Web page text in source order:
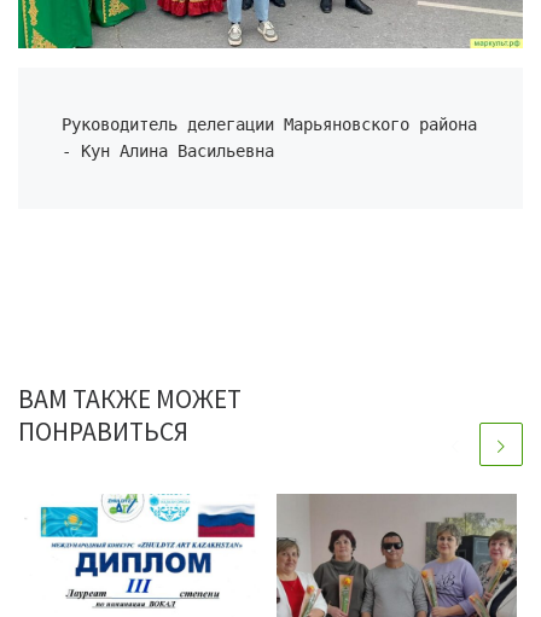
Руководитель делегации Марьяновского района
- Кун Алина Васильевна
ВАМ ТАКЖЕ МОЖЕТ
ПОНРАВИТЬСЯ